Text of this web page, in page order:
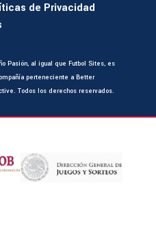
de Privacidad
Pasión, al igual que Futbol Sites, es
perteneciente a Better
Todos los derechos reservados.